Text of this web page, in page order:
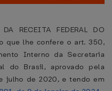
RECEITA FEDERAL DO
que lhe confere o art. 350,
Interno da Secretaria
do Brasil, aprovado pela
julho de 2020, e tendo em